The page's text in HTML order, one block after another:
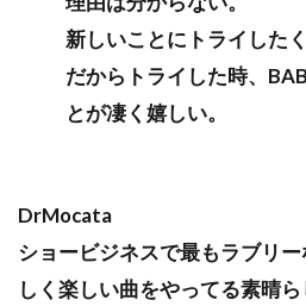
新しいことにトライした
だからトライした時、
とが凄く嬉しい。
DrMocata
ショービジネスで最もラブリ
しく楽しい曲をやってる素晴